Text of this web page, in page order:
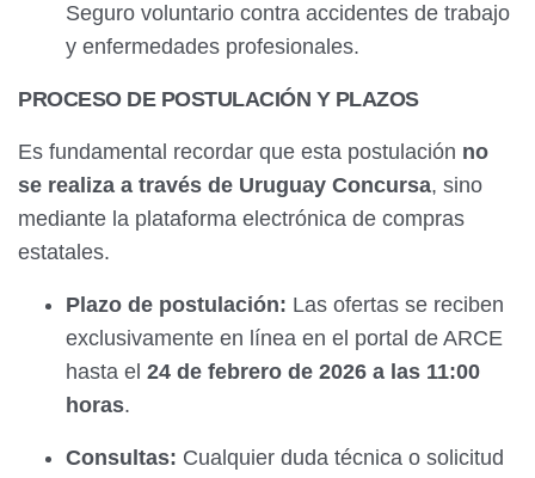
Seguro voluntario contra accidentes de trabajo
y enfermedades profesionales.
PROCESO DE POSTULACIÓN Y PLAZOS
Es fundamental recordar que esta postulación no
se realiza a través de Uruguay Concursa, sino
mediante la plataforma electrónica de compras
estatales.
Plazo de postulación: Las ofertas se reciben
exclusivamente en línea en el portal de ARCE
hasta el 24 de febrero de 2026 a las 11:00
horas.
Consultas: Cualquier duda técnica o solicitud